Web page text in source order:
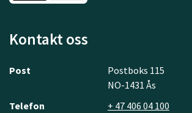
Kontakt oss
Post
Postboks 115
NO-1431 Ås
Telefon
+ 47 406 04 100